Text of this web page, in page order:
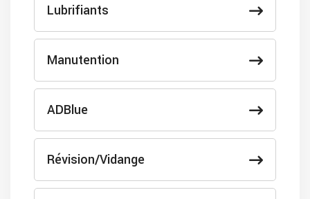
Lubrifiants
Manutention
ADBlue
Révision/Vidange